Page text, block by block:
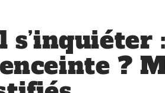
s’inquiéter
?